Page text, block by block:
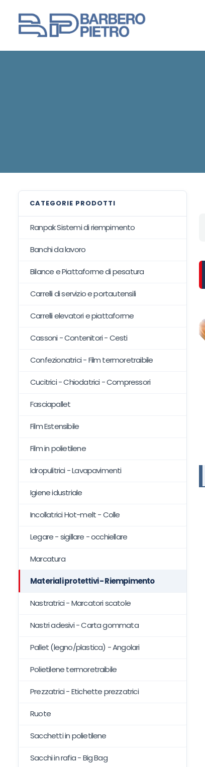
CATEGORIE PRODOTTI
Ranpak Sistemi di riempimento
Banchi da lavoro
Bilance e Piattaforme di pesatura
Carrelli di servizio e portautensili
Carrelli elevatori e piattaforme
Cassoni - Contenitori - Cesti
Confezionatrici - Film termoretraibile
Cucitrici - Chiodatrici - Compressori
Fasciapallet
Film Estensibile
Film in polietilene
Idropulitrici - Lavapavimenti
Igiene idustriale
Incollatrici Hot-melt - Colle
Legare - sigillare - occhiellare
Marcatura
Materiali protettivi - Riempimento
Nastratrici - Marcatori scatole
Nastri adesivi - Carta gommata
Pallet (legno/plastica) - Angolari
Polietilene termoretraibile
Prezzatrici - Etichette prezzatrici
Ruote
Sacchetti in polietilene
Sacchi in rafia - Big Bag